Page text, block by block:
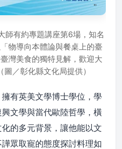
有約專題講座第6場，知名
物導向本體論與餐桌上的臺
灣美食的獨特見解，歡迎大
／彰化縣文化局提供）
有英美文學博士學位，學
文學與當代歐陸哲學，橫
的多元背景，讓他能以文
眾取寵的態度探討料理如